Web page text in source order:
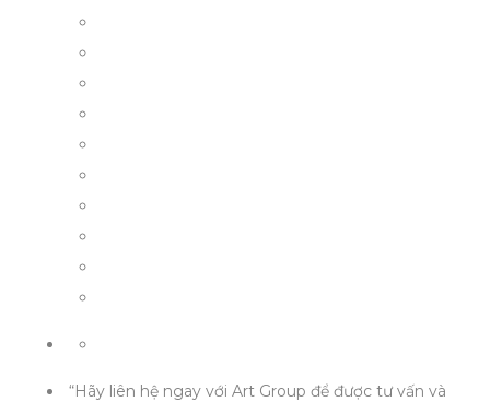
“Hãy liên hệ ngay với Art Group để được tư vấn và